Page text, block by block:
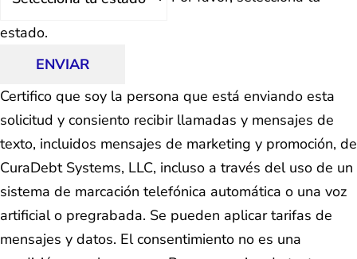
estado.
ENVIAR
Certifico que soy la persona que está enviando esta
solicitud y consiento recibir llamadas y mensajes de
texto, incluidos mensajes de marketing y promoción, de
CuraDebt Systems, LLC, incluso a través del uso de un
sistema de marcación telefónica automática o una voz
artificial o pregrabada. Se pueden aplicar tarifas de
mensajes y datos. El consentimiento no es una